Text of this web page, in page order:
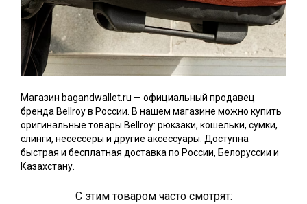
Магазин bagandwallet.ru — официальный продавец
бренда Bellroy в России. В нашем магазине можно купить
оригинальные товары Bellroy: рюкзаки, кошельки, сумки,
слинги, несессеры и другие аксессуары. Доступна
быстрая и бесплатная доставка по России, Белоруссии и
Казахстану.
С этим товаром часто смотрят: